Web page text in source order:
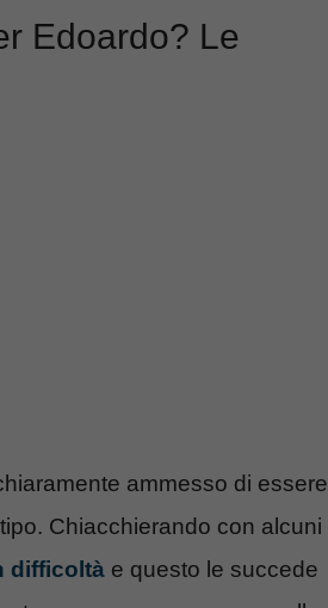
Edoardo? Le
ammesso di essere
Chiacchierando con alcuni
difficoltà e questo le succede